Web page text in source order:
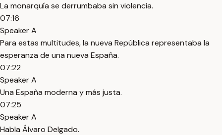
La monarquía se derrumbaba sin violencia.
07:16
Speaker A
Para estas multitudes, la nueva República representaba la
esperanza de una nueva España.
07:22
Speaker A
Una España moderna y más justa.
07:25
Speaker A
Habla Álvaro Delgado.